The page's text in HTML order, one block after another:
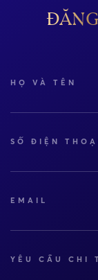
HỌ VÀ TÊN
SỐ ĐIỆN
EMAIL
YÊU CẦU CHI